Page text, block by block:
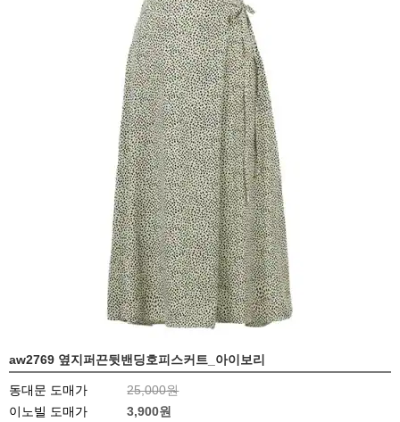
aw2769 옆지퍼끈뒷밴딩호피스커트_아이보리
동대문 도매가
25,000원
이노빌 도매가
3,900원